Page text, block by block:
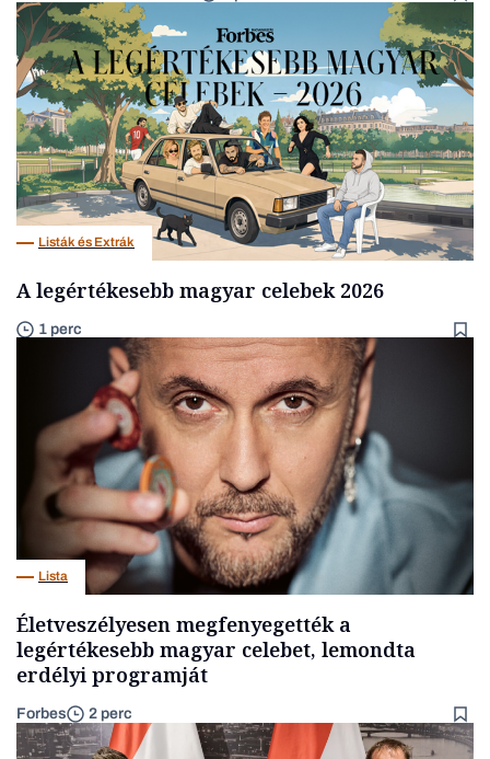
Listák és Extrák
A legértékesebb magyar celebek 2026
1 perc
Lista
Életveszélyesen megfenyegették a
legértékesebb magyar celebet, lemondta
erdélyi programját
Forbes 2 perc